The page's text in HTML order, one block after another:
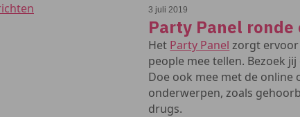
3 juli 2019
Party Panel ronde
Het Party Panel zorgt
people mee tellen. Bezoek
Doe ook mee met de
onderwerpen, zoals
drugs.